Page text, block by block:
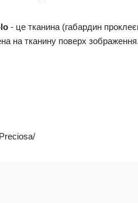
- це тканина (габардин
на тканину поверх зображення.